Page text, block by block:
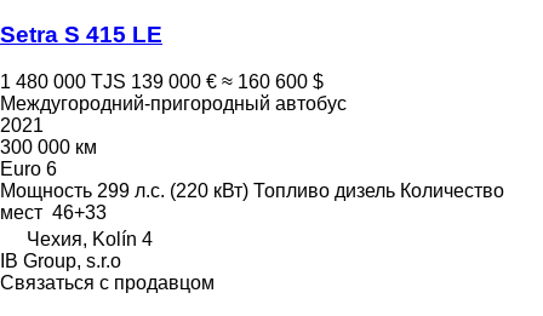
Setra S 415 LE
1 480 000 TJS 139 000 € ≈ 160 600 $
Междугородний-пригородный автобус
2021
300 000 км
Euro 6
Мощность 299 л.с. (220 кВт) Топливо дизель Количество
мест 46+33
Чехия, Kolín 4
IB Group, s.r.o
Связаться с продавцом